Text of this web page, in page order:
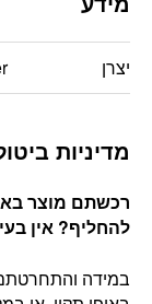
יצרן
מדיניות
רכשתם מוצר
להחליף? אין
במידה